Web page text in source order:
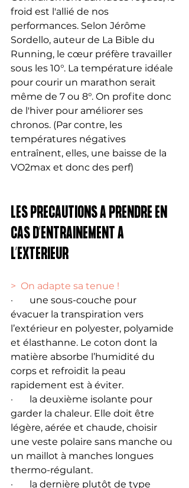
froid est l'allié de nos
performances. Selon Jérôme
Sordello, auteur de La Bible du
Running, le cœur préfère travailler
sous les 10°. La température idéale
pour courir un marathon serait
même de 7 ou 8°. On profite donc
de l'hiver pour améliorer ses
chronos. (Par contre, les
températures négatives
entraînent, elles, une baisse de la
VO2max et donc des perf)
LES PRECAUTIONS A PRENDRE EN
CAS D’ENTRAINEMENT A
L’EXTERIEUR
>  On adapte sa tenue !
·       une sous-couche pour
évacuer la transpiration vers
l’extérieur en polyester, polyamide
et élasthanne. Le coton dont la
matière absorbe l’humidité du
corps et refroidit la peau
rapidement est à éviter.
·       la deuxième isolante pour
garder la chaleur. Elle doit être
légère, aérée et chaude, choisir
une veste polaire sans manche ou
un maillot à manches longues
thermo-régulant.
·       la dernière plutôt de type